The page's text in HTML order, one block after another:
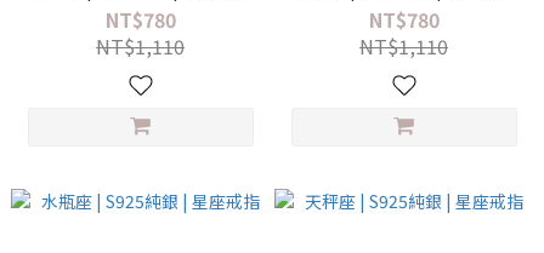
NT$780
NT$1,110
NT$780
NT$1,110